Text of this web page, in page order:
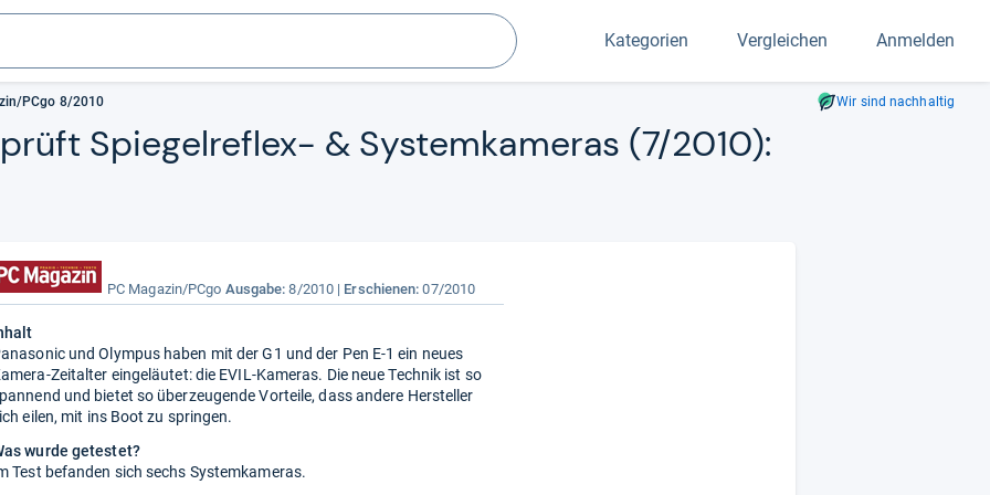
Suchen
Kategorien Vergleichen Anmelden
PCgo 8/2010 Wir sind nachhaltig
Spie­gel­re­flex-​ & Sys­tem­ka­me­ras (7/2010):
PC Magazin/PCgo Ausgabe:8/2010 Erschienen: 07/2010
und Olympus haben mit der G1 und der Pen E-1 ein neues
Zeitalter eingeläutet: die EVIL-Kameras. Die neue Technik ist so
und bietet so überzeugende Vorteile, dass andere Hersteller
eilen, mit ins Boot zu springen.
wurde getestet?
Test befanden sich sechs Systemkameras.